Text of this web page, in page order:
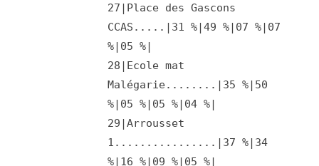
27|Place des Gascons
CCAS.....|31 %|49 %|07 %|07
%|05 %|
28|Ecole mat
Malégarie........|35 %|50
%|05 %|05 %|04 %|
29|Arrousset
1................|37 %|34
%|16 %|09 %|05 %|